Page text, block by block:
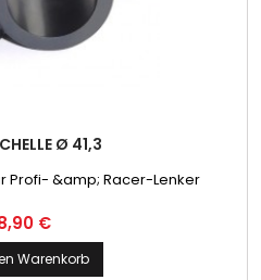
Ø 41,3
Profi- &amp; Racer-Lenker
€
Warenkorb